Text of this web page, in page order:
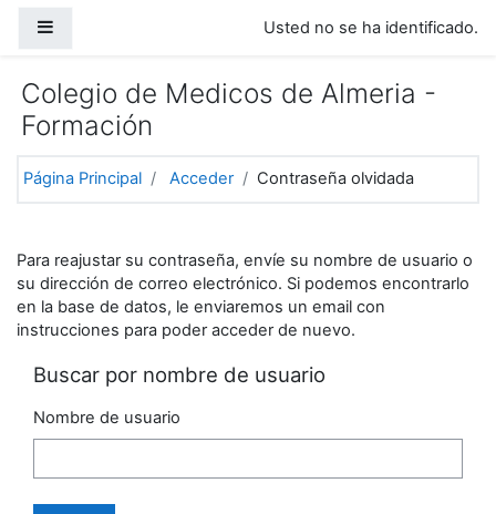
Usted no se ha identificado.
Colegio de Medicos de Almeria -
Formación
Página Principal Acceder Contraseña olvidada
Para reajustar su contraseña, envíe su nombre de usuario o
su dirección de correo electrónico. Si podemos encontrarlo
en la base de datos, le enviaremos un email con
instrucciones para poder acceder de nuevo.
Buscar por nombre de usuario
Nombre de usuario